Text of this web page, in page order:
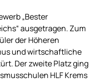
„Bester
ausgetragen. Zum
der Höheren
und wirtschaftliche
Der zweite Platz ging
HLF Krems